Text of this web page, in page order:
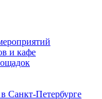
и кафе
Санкт-Петербурге